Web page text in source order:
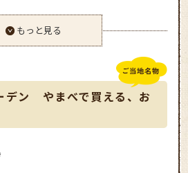
もっと見る
デン やまべで買える、お